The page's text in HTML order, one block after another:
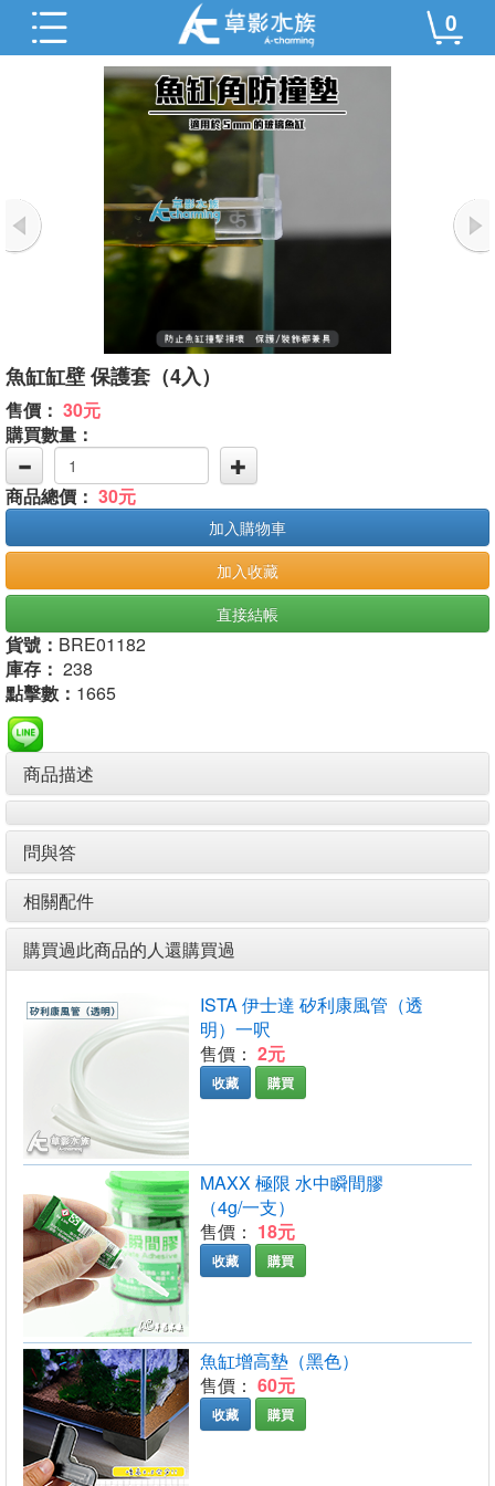
0
魚缸缸壁 保護套（4入）
售價： 30元
購買數量：
商品總價： 30元
加入購物車
加入收藏
直接結帳
貨號： BRE01182
庫存： 238
點擊數： 1665
商品描述
問與答
相關配件
購買過此商品的人還購買過
ISTA 伊士達 矽利康風管（透
明）一呎
售價： 2元
收藏 購買
MAXX 極限 水中瞬間膠
（4g/一支）
售價： 18元
收藏 購買
魚缸增高墊（黑色）
售價： 60元
收藏 購買